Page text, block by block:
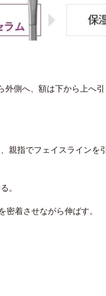
側へ、額は下から上へ
親指でフェイスラインを
。
着させながら伸ばす。